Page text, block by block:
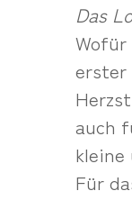
Das
auch
kleine
Für